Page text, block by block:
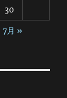
30
7月 »